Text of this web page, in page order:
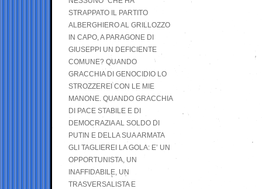
STRAPPATO IL PARTITO
ALBERGHIERO AL GRILLOZZO
IN CAPO, A PARAGONE DI
GIUSEPPI UN DEFICIENTE
COMUNE? QUANDO
GRACCHIA DI GENOCIDIO LO
STROZZEREI CON LE MIE
MANONE. QUANDO GRACCHIA
DI PACE STABILE E DI
DEMOCRAZIA AL SOLDO DI
PUTIN E DELLA SUA ARMATA
GLI TAGLIEREI LA GOLA: E’ UN
OPPORTUNISTA, UN
INAFFIDABILE, UN
TRASVERSALISTA E